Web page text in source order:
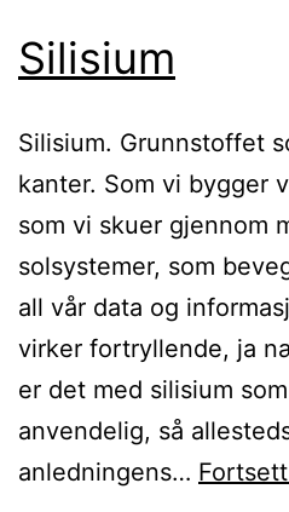
Silisium
Silisium. Grunnstoffet
kanter. Som vi bygger
som vi skuer gjennom
solsystemer, som
all vår data og
virker fortryllende, ja
er det med silisium
anvendelig, så
anledningens…